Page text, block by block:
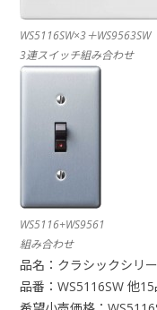
WS5116SW×3＋WS9563SW
3連スイッチ組み合わせ
WS5116+WS9561
組み合わせ
品名：クラシックシリ
品番：WS5116SW 他15